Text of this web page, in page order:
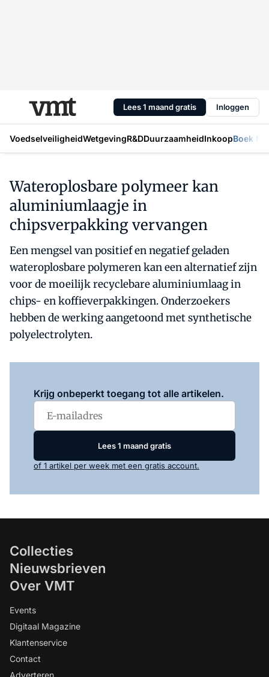
Lees 1 maand gratis Inloggen
VoedselveiligheidWetgevingR&DDuurzaamheidInkoopBoek
Wateroplosbare polymeer kan
aluminiumlaagje in
chipsverpakking vervangen
Een mengsel van positief en negatief geladen
wateroplosbare polymeren kan een alternatief zijn
voor de moeilijk recyclebare aluminiumlaag in
chips- en koffieverpakkingen. Onderzoekers
hebben de werking aangetoond met synthetische
polyelectrolyten.
Krijg onbeperkt toegang tot alle artikelen.
Lees 1 maand gratis
of 1 artikel per week met een gratis account.
Collecties
Nieuwsbrieven
Over VMT
Events
Digitaal Magazine
Klantenservice
Contact
Adverteren